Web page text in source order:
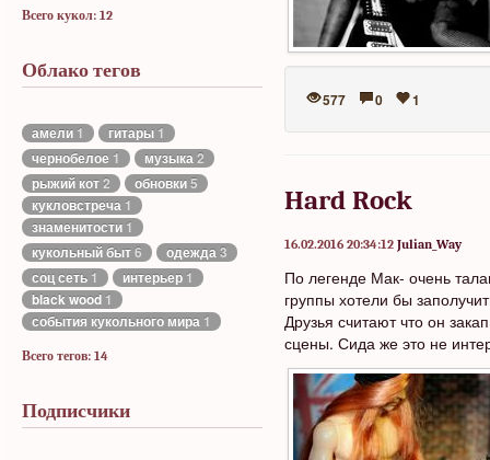
Всего кукол: 12
Облако тегов
амели 1 гитары 1
чернобелое 1 музыка2
рыжий кот2 обновки5
кукловстреча 1
знаменитости 1
кукольный быт6 одежда3
соц сеть 1 интерьер 1
black wood 1
события кукольного мира 1
Всего тегов: 14
Подписчики
577 0 1
Hard Rock
16.02.2016 20:34:12 Julian_Way
По легенде Мак- очень
группы хотели бы
Друзья считают что он
сцены. Сида же это не